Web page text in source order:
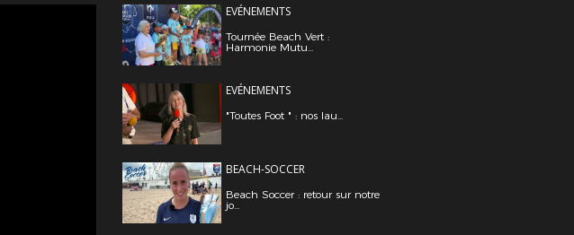
EVÉNEMENTS
Tournée Beach Vert :
Harmonie Mutu...
EVÉNEMENTS
"Toutes Foot " : nos lau...
BEACH-SOCCER
Beach Soccer : retour sur notre
jo...